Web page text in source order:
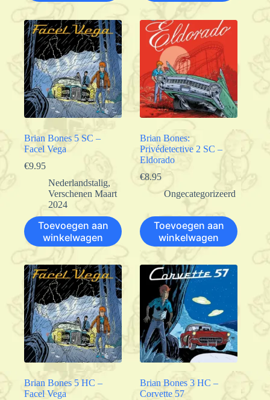
Brian Bones 5 SC –
Facel Vega
€9.95
Nederlandstalig,
Verschenen Maart
2024
Toevoegen aan
winkelwagen
Brian Bones:
Privédetective 2 SC –
Eldorado
€8.95
Ongecategorizeerd
Toevoegen aan
winkelwagen
Brian Bones 5 HC –
Facel Vega
Brian Bones 3 HC –
Corvette 57